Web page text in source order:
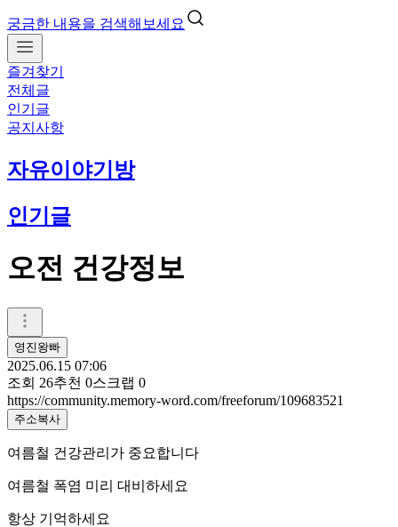
궁금한 내용을 검색해보세요
즐겨찾기
전체글
인기글
공지사항
자유이야기방
인기글
오전 건강정보
영진왕빠
2025.06.15 07:06
조회 26추천 0스크랩 0
https://community.memory-word.com/freeforum/109683521
주소복사
여름철 건강관리가 중요합니다
여름철 폭염 미리 대비하세요
항상 기억하세요